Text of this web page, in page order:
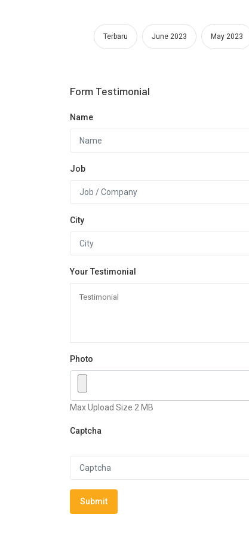
Terbaru June 2023 May 2023
Form Testimonial
Name
Job
City
Your Testimonial
Photo
Max Upload Size 2 MB
Captcha